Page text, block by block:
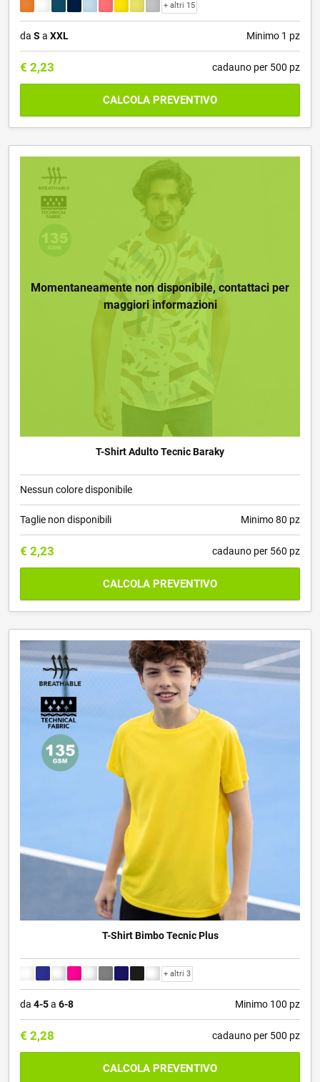
+ altri 15
da S a XXL Minimo 1 pz
€ 2,23 cadauno per 500 pz
CALCOLA PREVENTIVO
Momentaneamente non disponibile, contattaci per
maggiori informazioni
T-Shirt Adulto Tecnic Baraky
Nessun colore disponibile
Taglie non disponibili Minimo 80 pz
€ 2,23 cadauno per 560 pz
CALCOLA PREVENTIVO
T-Shirt Bimbo Tecnic Plus
+ altri 3
da 4-5a 6-8 Minimo 100 pz
€ 2,28 cadauno per 500 pz
CALCOLA PREVENTIVO